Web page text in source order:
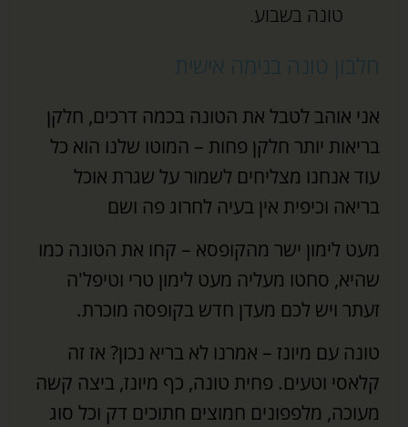
טונה בשבוע.
חלבון טונה בנימה אישית
אני אוהב לטבל את הטונה בכמה דרכים, חלקן
בריאות יותר חלקן פחות – המוטו שלנו הוא כל
עוד אנחנו מצליחים לשמור על שגרת אוכל
בריאה וכיפית אין בעיה לחרוג פה ושם
מעט לימון ישר מהקופסא – קחו את הטונה כמו
שהיא, סחטו מעליה מעט לימון טרי וטיפל'ה
זעתר ויש לכם מעדן חדש בקופסה מוכרת.
טונה עם מיונז – אמרנו לא בריא נכון? אז זה
קלאסי וטעים. פחית טונה, כף מיונז, ביצה קשה
מעוכה, מלפפונים חמוצים חתוכים דק וכל סוג